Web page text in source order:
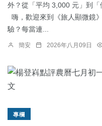
外？從「平均 3,000 元」到
嗨，歡迎來到《旅人顯微
驗？每當連...
簡安 2026年八月09日
專欄